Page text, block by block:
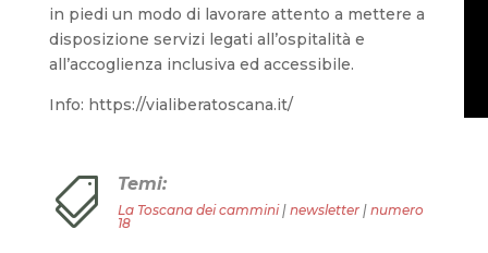
in piedi un modo di lavorare attento a mettere a
disposizione servizi legati all’ospitalità e
all’accoglienza inclusiva ed accessibile.
Info: https://vialiberatoscana.it/
 Temi:
La Toscana dei cammini| newsletter| numero
18